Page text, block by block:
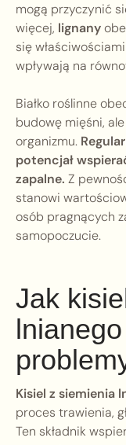
mogą przyczynić
więcej, lignany
się
wpływają na
Białko roślinne
budowę mięśni,
organizmu.
potencjał
zapalne. Z
stanowi
osób pragnących
samopoczucie.
Jak
Kisiel z siemienia
proces trawienia,
Ten składnik